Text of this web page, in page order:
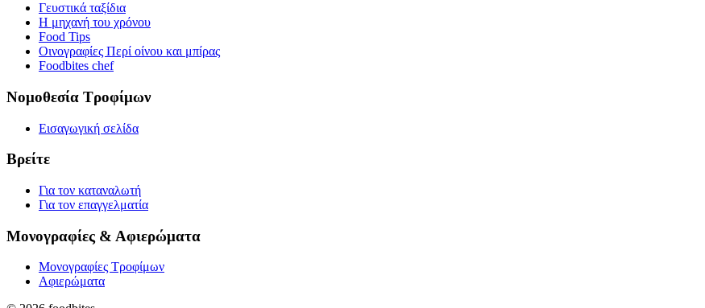
Γευστικά ταξίδια
Η μηχανή του χρόνου
Food Tips
Οινογραφίες Περί οίνου και μπίρας
Foodbites chef
Νομοθεσία Τροφίμων
Εισαγωγική σελίδα
Βρείτε
Για τον καταναλωτή
Για τον επαγγελματία
Μονογραφίες & Αφιερώματα
Μονογραφίες Τροφίμων
Αφιερώματα